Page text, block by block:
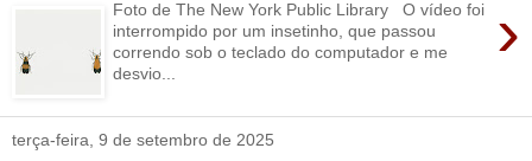
›
Foto de The New York Public Library O vídeo foi
interrompido por um insetinho, que passou
correndo sob o teclado do computador e me
desvio...
terça-feira, 9 de setembro de 2025